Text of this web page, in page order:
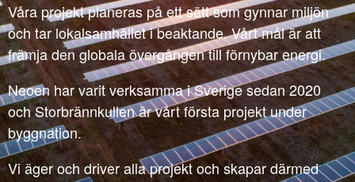
Våra projekt planeras på ett sätt som gynnar miljön
och tar lokalsamhället i beaktande. Vårt mål är att
främja den globala övergången till förnybar energi.
Neoen har varit verksamma i Sverige sedan 2020
och Storbrännkullen är vårt första projekt under
byggnation.
Vi äger och driver alla projekt och skapar därmed